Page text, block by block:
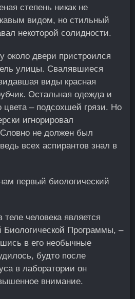
степень никак не
видом, но стильный
некоторой солидности.
двери пристроился
улицы. Свалявшиеся
виды красная
Остальная одежда и
цвета – подсохшей грязи. Но
игнорировал
не должен был
всех аспирантов знал в
первый биологический
человека является
Биологической Программы, –
в его необычные
будто после
в лаборатории он
внимание.